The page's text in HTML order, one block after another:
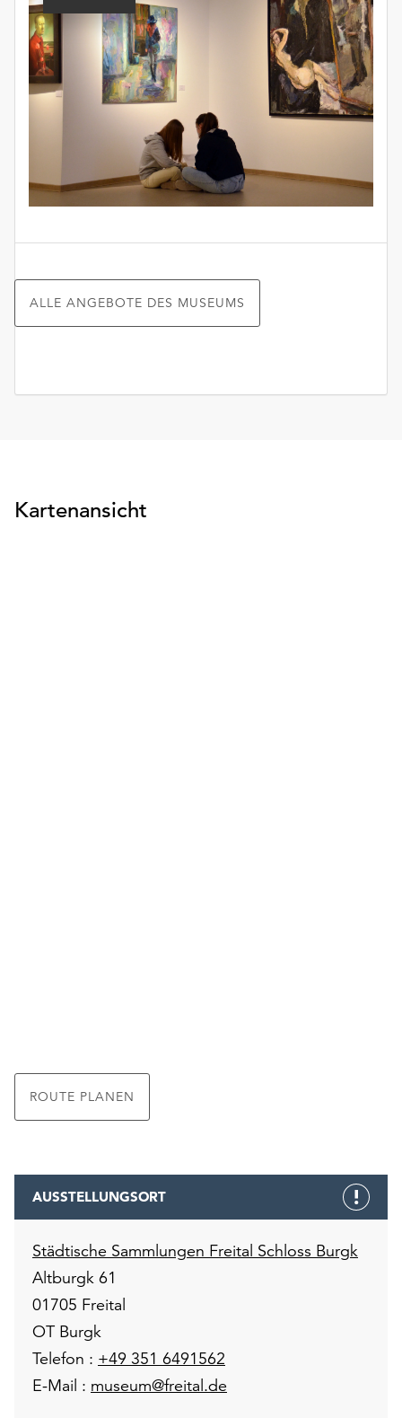
ALLE ANGEBOTE DES MUSEUMS
Kartenansicht
ROUTE PLANEN
AUSSTELLUNGSORT
Städtische Sammlungen Freital Schloss Burgk
Altburgk 61
01705 Freital
OT Burgk
Telefon : +49 351 6491562
E-Mail : museum@freital.de